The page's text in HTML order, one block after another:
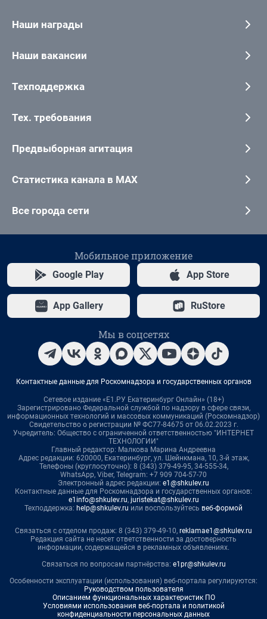
Наши награды
Наши вакансии
Техподдержка
Тех. требования
Предвыборная агитация
Статистика канала в MAX
Все города сети
Мобильное приложение
Google Play App Store
App Gallery RuStore
Мы в соцсетях
Контактные данные для Роскомнадзора и государственных органов
Сетевое издание «Е1.РУ Екатеринбург Онлайн» (18+)
Зарегистрировано Федеральной службой по надзору в сфере связи,
информационных технологий и массовых коммуникаций (Роскомнадзор)
Свидетельство о регистрации № ФС77-84675 от 06.02.2023 г.
Учредитель: Общество с ограниченной ответственностью "ИНТЕРНЕТ
ТЕХНОЛОГИИ"
Главный редактор: Малкова Марина Андреевна
Адрес редакции: 620000, Екатеринбург, ул. Шейнкмана, 10, 3-й этаж,
Телефоны (круглосуточно): 8 (343) 379-49-95, 34-555-34,
WhatsApp, Viber, Telegram: +7 909 704-57-70
Электронный адрес редакции: e1@shkulev.ru
Контактные данные для Роскомнадзора и государственных органов:
e1info@shkulev.ru, juristekat@shkulev.ru
Техподдержка: help@shkulev.ru или воспользуйтесь веб-формой
Связаться с отделом продаж: 8 (343) 379-49-10, reklamae1@shkulev.ru
Редакция сайта не несет ответственности за достоверность
информации, содержащейся в рекламных объявлениях.
Связаться по вопросам партнёрства: e1pr@shkulev.ru
Особенности эксплуатации (использования) веб-портала регулируются:
Руководством пользователя
Описанием функциональных характеристик ПО
Условиями использования веб-портала и политикой
конфиденциальности персональных данных